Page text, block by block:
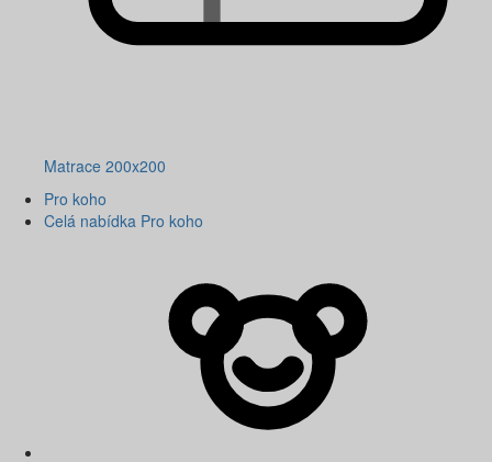
Matrace 200x200
Pro koho
Celá nabídka Pro koho